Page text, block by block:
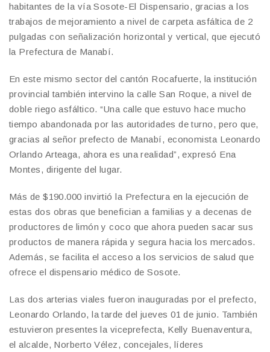
habitantes de la vía Sosote-El Dispensario, gracias a los
trabajos de mejoramiento a nivel de carpeta asfáltica de 2
pulgadas con señalización horizontal y vertical, que ejecutó
la Prefectura de Manabí.
En este mismo sector del cantón Rocafuerte, la institución
provincial también intervino la calle San Roque, a nivel de
doble riego asfáltico. “Una calle que estuvo hace mucho
tiempo abandonada por las autoridades de turno, pero que,
gracias al señor prefecto de Manabí, economista Leonardo
Orlando Arteaga, ahora es una realidad”, expresó Ena
Montes, dirigente del lugar.
Más de $190.000 invirtió la Prefectura en la ejecución de
estas dos obras que benefician a familias y a decenas de
productores de limón y coco que ahora pueden sacar sus
productos de manera rápida y segura hacia los mercados.
Además, se facilita el acceso a los servicios de salud que
ofrece el dispensario médico de Sosote.
Las dos arterias viales fueron inauguradas por el prefecto,
Leonardo Orlando, la tarde del jueves 01 de junio. También
estuvieron presentes la viceprefecta, Kelly Buenaventura,
el alcalde, Norberto Vélez, concejales, líderes